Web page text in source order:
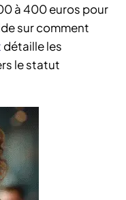
à 400 euros pour
sur comment
détaille les
le statut